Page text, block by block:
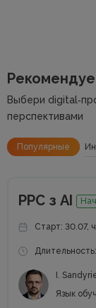
Выбери
перспективами
Популярные
РРС з АІ
Старт: 30.07,
I.
Язык